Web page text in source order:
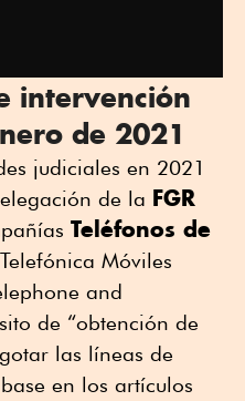
intervención
de 2021
judiciales en 2021
de la FGR
Teléfonos de
Móviles
and
de “obtención de
las líneas de
en los artículos